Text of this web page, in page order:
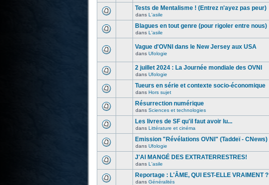
Tests de Mentalisme ! (Entrez n'ayez pas peur)
dans L'asile
Blagues en tout genre (pour rigoler entre nous)
dans L'asile
Vague d'OVNI dans le New Jersey aux USA
dans Ufologie
2 juillet 2024 : La Journée mondiale des OVNI
dans Ufologie
Tueurs en série et contexte socio-économique
dans Hors sujet
Résurrection numérique
dans Sciences et technologies
Les livres de SF qu'il faut avoir lu...
dans Littérature et cinéma
Emission "Révélations OVNI" (Taddeï - CNews)
dans Ufologie
J'AI MANGÉ DES EXTRATERRESTRES!
dans L'asile
Reportage : L'ÂME, QUI EST-ELLE VRAIMENT ?
dans Généralités